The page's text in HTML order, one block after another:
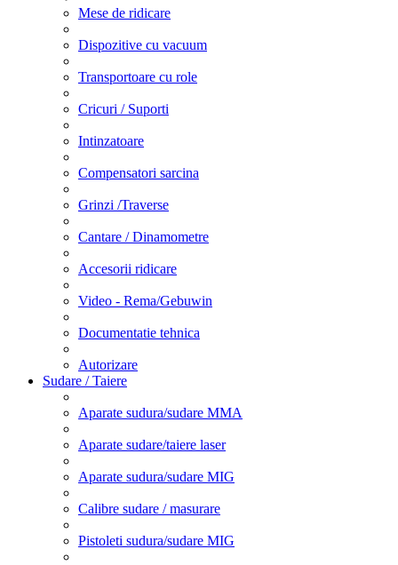
Mese de ridicare
Dispozitive cu vacuum
Transportoare cu role
Cricuri / Suporti
Intinzatoare
Compensatori sarcina
Grinzi /Traverse
Cantare / Dinamometre
Accesorii ridicare
Video - Rema/Gebuwin
Documentatie tehnica
Autorizare
Sudare / Taiere
Aparate sudura/sudare MMA
Aparate sudare/taiere laser
Aparate sudura/sudare MIG
Calibre sudare / masurare
Pistoleti sudura/sudare MIG